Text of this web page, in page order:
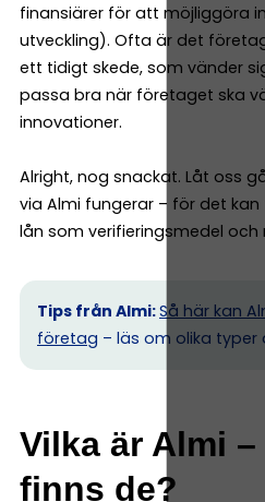
finansiärer för att möjliggöra
utveckling). Ofta är det
ett tidigt skede, som vänder
passa bra när företaget ska
innovationer.
Alright, nog snackat. Låt oss
via Almi fungerar – för det
lån som verifieringsmedel och
Tips från Almi:Så här kan
företag – läs om olika typer
Vilka är Almi
finns de?